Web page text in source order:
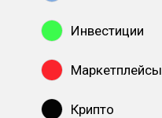
Инвестиции
Маркетплейсы
Крипто